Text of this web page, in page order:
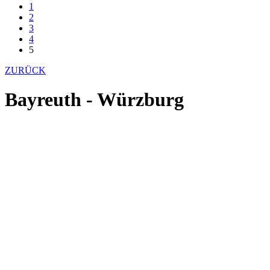
1
2
3
4
5
ZURÜCK
Bayreuth - Würzburg